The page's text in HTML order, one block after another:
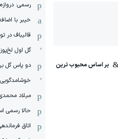
رسمی:
خیبر با
قالیباف در
گل اول
دو پاس گل
خوشامدگویی
میلاد محمدی
حالا
اتاق